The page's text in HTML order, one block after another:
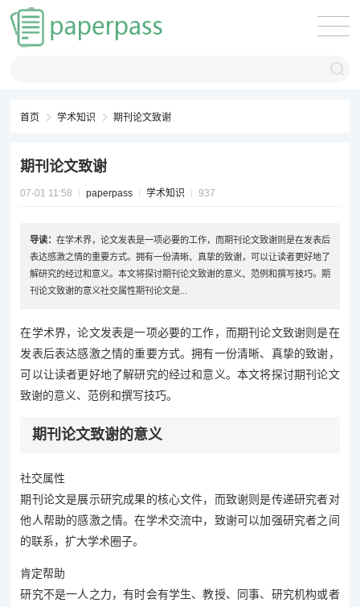
首页 学术知识 期刊论文致谢
期刊论文致谢
07-01 11:58 paperpass 学术知识 937
导读： 在学术界，论文发表是一项必要的工作，而期刊论文致谢则是在发表后
表达感激之情的重要方式。拥有一份清晰、真挚的致谢，可以让读者更好地了
解研究的经过和意义。本文将探讨期刊论文致谢的意义、范例和撰写技巧。期
刊论文致谢的意义社交属性期刊论文是...
在学术界，论文发表是一项必要的工作，而期刊论文致谢则是在
发表后表达感激之情的重要方式。拥有一份清晰、真挚的致谢，
可以让读者更好地了解研究的经过和意义。本文将探讨期刊论文
致谢的意义、范例和撰写技巧。
期刊论文致谢的意义
社交属性
期刊论文是展示研究成果的核心文件，而致谢则是传递研究者对
他人帮助的感激之情。在学术交流中，致谢可以加强研究者之间
的联系，扩大学术圈子。
肯定帮助
研究不是一人之力，有时会有学生、教授、同事、研究机构或者